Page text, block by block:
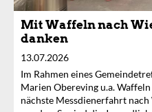
Mit Waffeln nach
danken
13.07.2026
Im Rahmen eines
Marien Obereving u.a.
nächste Messdienerfahrt